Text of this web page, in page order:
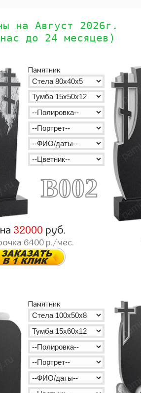
на Август 2026г.
до 24 месяцев)
B002
Памятник
32000 руб.
6400 р./мес.
Памятник